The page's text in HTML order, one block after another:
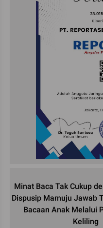
Minat Baca Tak Cukup
Dispusip Mamuju Jawab
Bacaan Anak Melalui
Keliling